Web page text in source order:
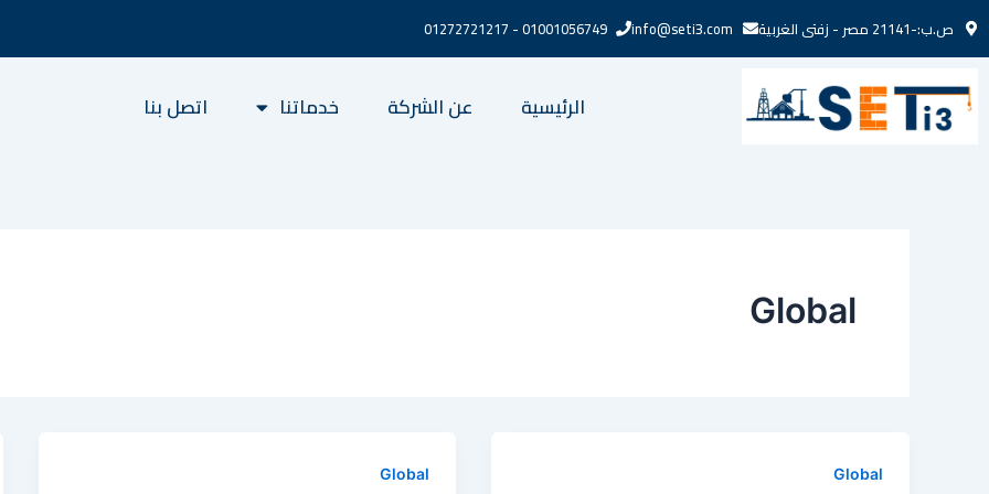
إلى
ص.ب:-21141 مصر - زفتى الغربية info@seti3.com
01001056749 - 01272721217
الرئيسية عن الشركة خدماتنا اتصل بنا
Global
Global
Global